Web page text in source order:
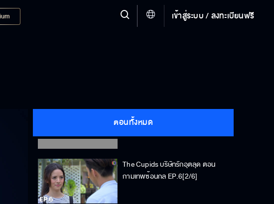
เข้าสู่ระบบ / ลงทะเบียนฟรี
ตอนทั้งหมด
The Cupids บริษัทรักอุตลุด ตอน
กามเทพซ้อนกล EP.6[1/6]
The Cupids บริษัทรักอุตลุด ตอน
กามเทพซ้อนกล EP.6[2/6]